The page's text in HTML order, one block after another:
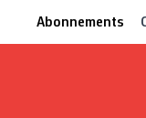
Abonnements